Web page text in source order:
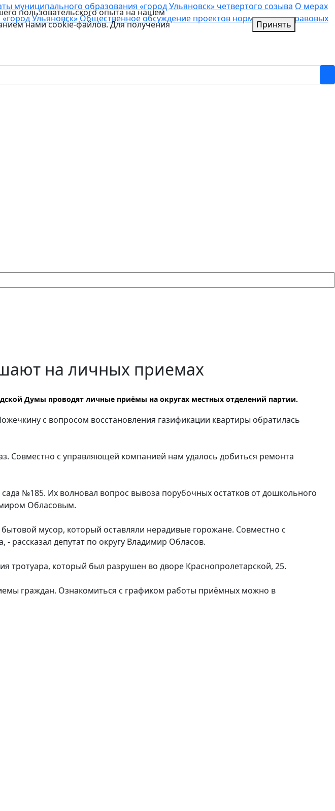
муниципального образования «город Ульяновск» четвертого созыва О мерах
Ульяновск»Общественное обсуждение проектов нормативных правовых
на личных приемах
Думы проводят личные приёмы на округах местных отделений партии.
с вопросом восстановления газификации квартиры обратилась
Совместно с управляющей компанией нам удалось добиться ремонта
№185. Их волновал вопрос вывоза порубочных остатков от дошкольного
Обласовым.
мусор, который оставляли нерадивые горожане. Совместно с
рассказал депутат по округу Владимир Обласов.
тротуара, который был разрушен во дворе Краснопролетарской, 25.
граждан. Ознакомиться с графиком работы приёмных можно в
пользовательского опыта на нашем
нами cookie-файлов. Для получения
Принять